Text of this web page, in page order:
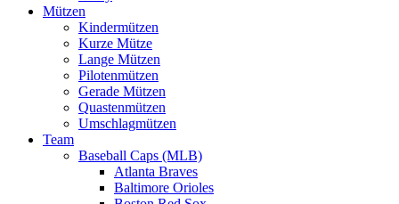
Mützen
Kindermützen
Kurze Mütze
Lange Mützen
Pilotenmützen
Gerade Mützen
Quastenmützen
Umschlagmützen
Team
Baseball Caps (MLB)
Atlanta Braves
Baltimore Orioles